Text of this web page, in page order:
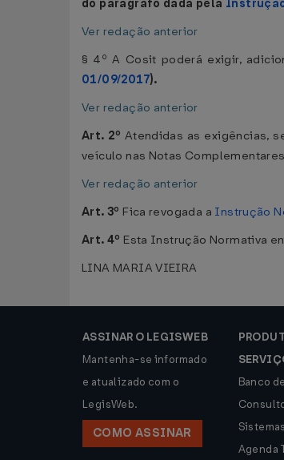
do parágrafo dada pela Instrução
Ver redação anterior
§ 4º A Cosit poderá exigir,
01/09/2017).
Ver redação anterior
Art. 2º Atendidas as exigências,
veículo nas Notas
Ver redação anterior
Art. 3º Fica revogada a Instrução
Art. 4º Esta Instrução Normativa
LINA MARIA VIEIRA
ASSINAR O LEGISWEB
Mantenha-se informado
e atualizado com o
LegisWeb.
COMO ASSINAR
Banco
Sistemas
Agenda